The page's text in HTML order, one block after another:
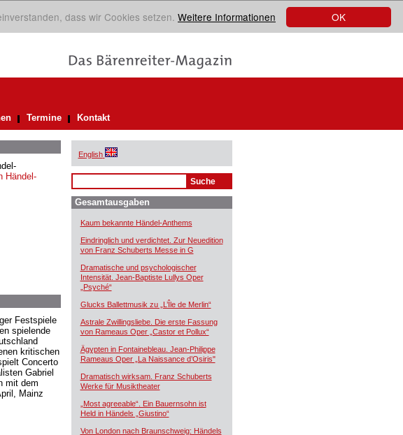
OK
dass wir Cookies setzen. Weitere Informationen
Termine Kontakt
Händel-
Festspiele
spielende
kritischen
Concerto
Gabriel
mit dem
Mainz
English
Gesamtausgaben
Kaum bekannte Händel-Anthems
Eindringlich und verdichtet. Zur Neuedition
von Franz Schuberts Messe in G
Dramatische und psychologischer
Intensität. Jean-Baptiste Lullys Oper
„Psyché“
Glucks Ballettmusik zu „L’Île de Merlin“
Astrale Zwillingsliebe. Die erste Fassung
von Rameaus Oper „Castor et Pollux“
Ägypten in Fontainebleau. Jean-Philippe
Rameaus Oper „La Naissance d’Osiris"
Dramatisch wirksam. Franz Schuberts
Werke für Musiktheater
„Most agreeable“. Ein Bauernsohn ist
Held in Händels „Giustino“
Von London nach Braunschweig: Händels